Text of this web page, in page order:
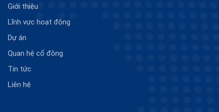
Giới thiệu
Lĩnh vực hoạt động
Dự án
Quan hệ cổ đông
Tin tức
Liên hệ